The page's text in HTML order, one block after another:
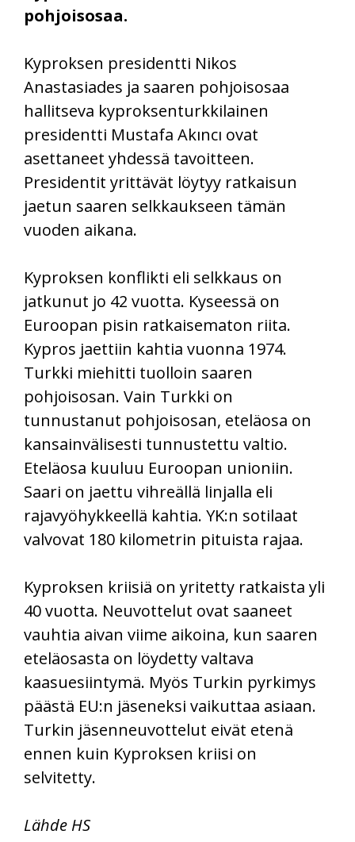
pohjoisosaa.
Kyproksen presidentti Nikos
Anastasiades ja saaren pohjoisosaa
hallitseva kyproksenturkkilainen
presidentti Mustafa Akıncı ovat
asettaneet yhdessä tavoitteen.
Presidentit yrittävät löytyy ratkaisun
jaetun saaren selkkaukseen tämän
vuoden aikana.
Kyproksen konflikti eli selkkaus on
jatkunut jo 42 vuotta. Kyseessä on
Euroopan pisin ratkaisematon riita.
Kypros jaettiin kahtia vuonna 1974.
Turkki miehitti tuolloin saaren
pohjoisosan. Vain Turkki on
tunnustanut pohjoisosan, eteläosa on
kansainvälisesti tunnustettu valtio.
Eteläosa kuuluu Euroopan unioniin.
Saari on jaettu vihreällä linjalla eli
rajavyöhykkeellä kahtia. YK:n sotilaat
valvovat 180 kilometrin pituista rajaa.
Kyproksen kriisiä on yritetty ratkaista yli
40 vuotta. Neuvottelut ovat saaneet
vauhtia aivan viime aikoina, kun saaren
eteläosasta on löydetty valtava
kaasuesiintymä. Myös Turkin pyrkimys
päästä EU:n jäseneksi vaikuttaa asiaan.
Turkin jäsenneuvottelut eivät etenä
ennen kuin Kyproksen kriisi on
selvitetty.
Lähde HS